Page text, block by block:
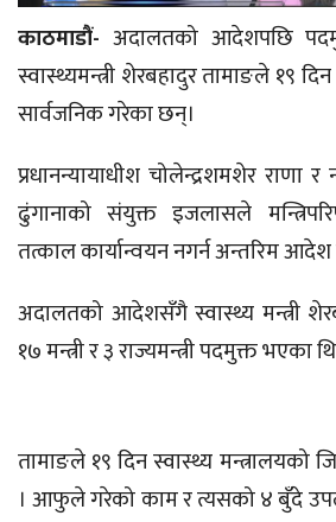
काठमाडौं- अदालतको आदेशपछि
स्वास्थ्यमन्त्री शेरबहादुर तामाङले १९
सार्वजनिक गरेका छन्।
प्रधानन्यायाधीश चोलेन्द्रशमशेर राणा
ढुंगानाको संयुक्त इजलासले
तत्काल कार्यान्वयन नगर्न अन्तरिम आदेश
अदालतको आदेशसँगै स्वास्थ्य मन्त्री
१७ मन्त्री र ३ राज्यमन्त्री पदमुक्त भएका
तामाङले १९ दिन स्वास्थ्य मन्त्रालयको
। आफुले गरेको काम र त्यसको ४ बुँदे